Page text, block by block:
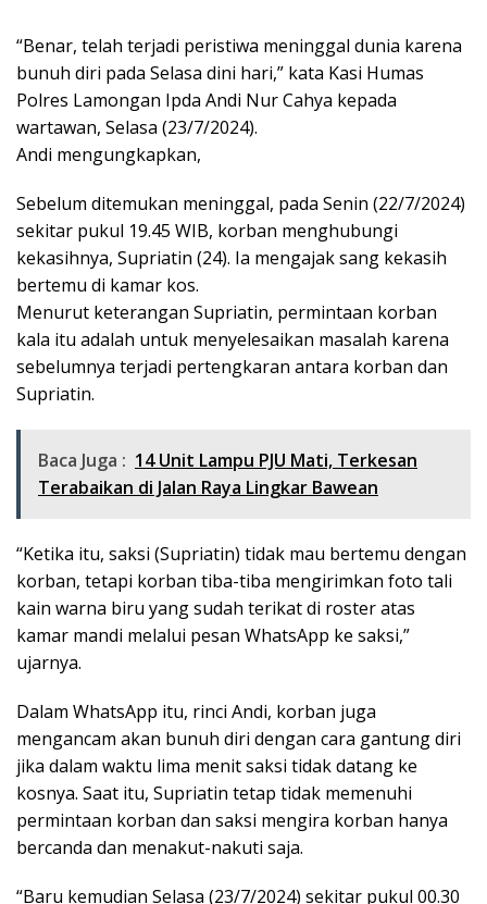
“Benar, telah terjadi peristiwa meninggal dunia karena
bunuh diri pada Selasa dini hari,” kata Kasi Humas
Polres Lamongan Ipda Andi Nur Cahya kepada
wartawan, Selasa (23/7/2024).
Andi mengungkapkan,
Sebelum ditemukan meninggal, pada Senin (22/7/2024)
sekitar pukul 19.45 WIB, korban menghubungi
kekasihnya, Supriatin (24). Ia mengajak sang kekasih
bertemu di kamar kos.
Menurut keterangan Supriatin, permintaan korban
kala itu adalah untuk menyelesaikan masalah karena
sebelumnya terjadi pertengkaran antara korban dan
Supriatin.
Baca Juga : 14 Unit Lampu PJU Mati, Terkesan
Terabaikan di Jalan Raya Lingkar Bawean
“Ketika itu, saksi (Supriatin) tidak mau bertemu dengan
korban, tetapi korban tiba-tiba mengirimkan foto tali
kain warna biru yang sudah terikat di roster atas
kamar mandi melalui pesan WhatsApp ke saksi,”
ujarnya.
Dalam WhatsApp itu, rinci Andi, korban juga
mengancam akan bunuh diri dengan cara gantung diri
jika dalam waktu lima menit saksi tidak datang ke
kosnya. Saat itu, Supriatin tetap tidak memenuhi
permintaan korban dan saksi mengira korban hanya
bercanda dan menakut-nakuti saja.
“Baru kemudian Selasa (23/7/2024) sekitar pukul 00.30